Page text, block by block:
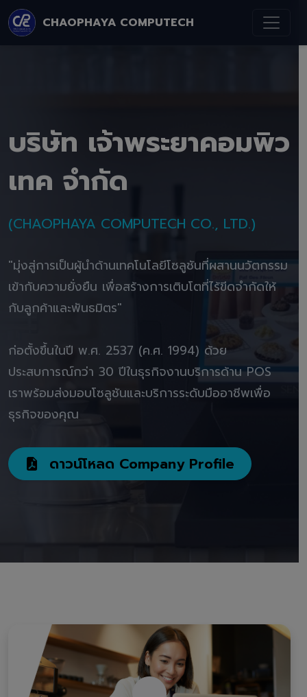
CHAOPHAYA COMPUTECH
บริษัท เจ้าพระยาคอมพิว
เทค จำกัด
(CHAOPHAYA COMPUTECH CO., LTD.)
"มุ่งสู่การเป็นผู้นำด้านเทคโนโลยีโซลูชันที่ผสานนวัตกรรม
เข้ากับความยั่งยืน เพื่อสร้างการเติบโตที่ไร้ขีดจำกัดให้
กับลูกค้าและพันธมิตร"
ก่อตั้งขึ้นในปี พ.ศ. 2537 (ค.ศ. 1994) ด้วย
ประสบการณ์กว่า 30 ปีในธุรกิจงานบริการด้าน POS
เราพร้อมส่งมอบโซลูชันและบริการระดับมืออาชีพเพื่อ
ธุรกิจของคุณ
ดาวน์โหลด Company Profile